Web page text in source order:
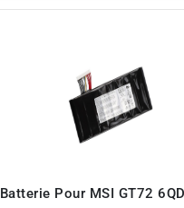
Batterie Pour MSI GT72